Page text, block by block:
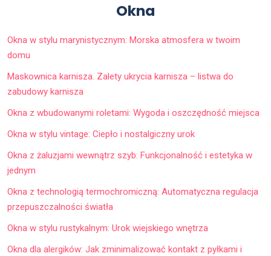
Okna
Okna w stylu marynistycznym: Morska atmosfera w twoim
domu
Maskownica karnisza. Zalety ukrycia karnisza – listwa do
zabudowy karnisza
Okna z wbudowanymi roletami: Wygoda i oszczędność miejsca
Okna w stylu vintage: Ciepło i nostalgiczny urok
Okna z żaluzjami wewnątrz szyb: Funkcjonalność i estetyka w
jednym
Okna z technologią termochromiczną: Automatyczna regulacja
przepuszczalności światła
Okna w stylu rustykalnym: Urok wiejskiego wnętrza
Okna dla alergików: Jak zminimalizować kontakt z pyłkami i